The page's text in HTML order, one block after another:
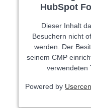
HubSpot
Dieser Inhalt
Besuchern nicht
werden. Der
seinem CMP
verwendeten
Powered by